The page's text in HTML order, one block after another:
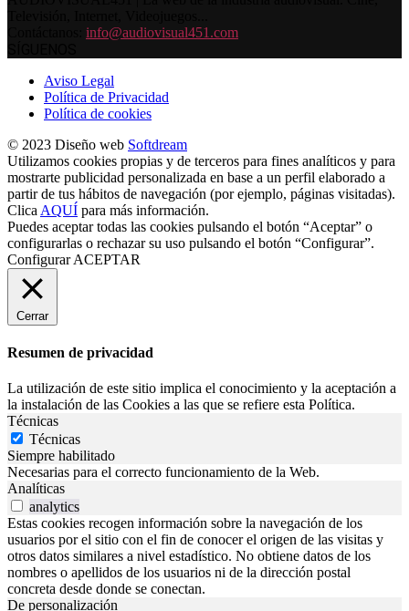
info@audiovisual451.com
Aviso Legal
Política de Privacidad
Política de cookies
© 2023 Diseño web Softdream
Utilizamos cookies propias y de terceros para fines analíticos y para
mostrarte publicidad personalizada en base a un perfil elaborado a
partir de tus hábitos de navegación (por ejemplo, páginas visitadas).
Clica AQUÍ para más información.
Puedes aceptar todas las cookies pulsando el botón “Aceptar” o
configurarlas o rechazar su uso pulsando el botón “Configurar”.
Configurar ACEPTAR
Cerrar
Resumen de privacidad
La utilización de este sitio implica el conocimiento y la aceptación a
la instalación de las Cookies a las que se refiere esta Política.
Técnicas
Técnicas
Siempre habilitado
Necesarias para el correcto funcionamiento de la Web.
Analíticas
analytics
Estas cookies recogen información sobre la navegación de los
usuarios por el sitio con el fin de conocer el origen de las visitas y
otros datos similares a nivel estadístico. No obtiene datos de los
nombres o apellidos de los usuarios ni de la dirección postal
concreta desde donde se conectan.
De personalización